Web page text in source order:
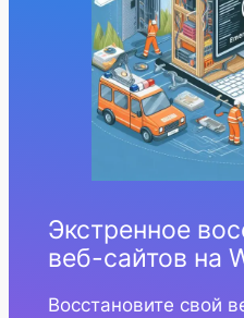
Экстренное
веб-сайтов на
Восстановите свой